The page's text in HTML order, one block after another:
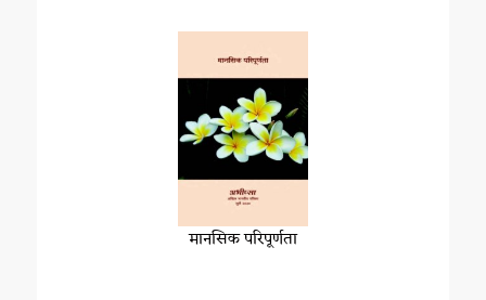
मानसिक परिपूर्णता